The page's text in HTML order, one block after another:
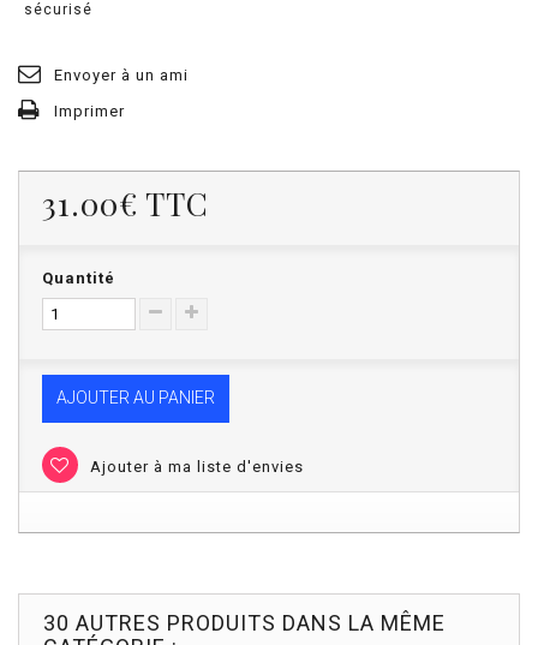
Envoyer à un ami
Imprimer
31.00€ TTC
Quantité
AJOUTER AU PANIER
Ajouter à ma liste d'envies
30 AUTRES PRODUITS DANS LA MÊME